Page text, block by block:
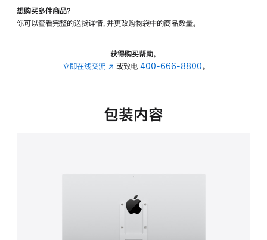
转
的
想购买多件商品？
你可以查看完整的送货详情，并更改购物袋中的商品数量。
获得购买帮助，
立即在线交流 (在
中
或致电 400-666-8800。
包装内容